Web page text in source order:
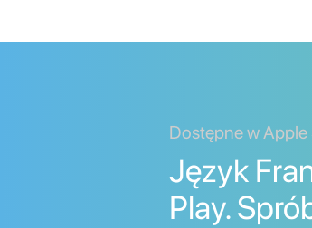
Dostępne w
Język
Play.